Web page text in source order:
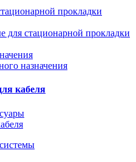
прокладки
для стационарной прокладки
назначения
кабеля